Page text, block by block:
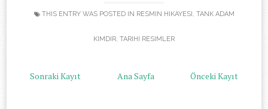
THIS ENTRY WAS POSTED IN RESMIN HIKAYESI, TANK ADAM
KIMDIR, TARIHI RESIMLER
Sonraki Kayıt Önceki Kayıt
Ana Sayfa